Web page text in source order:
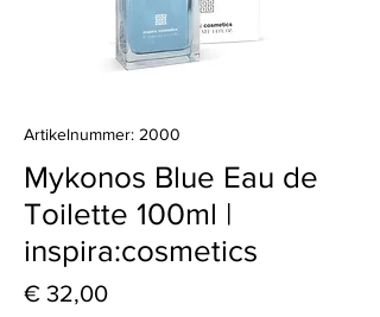
Artikelnummer: 2000
Mykonos Blue Eau de
Toilette 100ml |
inspira:cosmetics
€ 32,00Preis